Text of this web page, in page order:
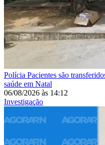
Polícia Pacientes são
saúde em Natal
06/08/2026 às 14:12
Investigação